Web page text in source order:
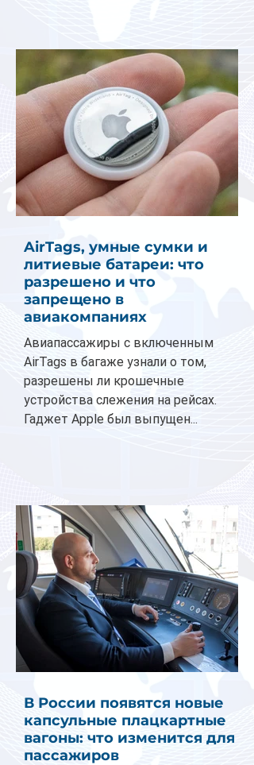
AirTags, умные сумки и
литиевые батареи: что
разрешено и что
запрещено в
авиакомпаниях
Авиапассажиры с включенным
AirTags в багаже узнали о том,
разрешены ли крошечные
устройства слежения на рейсах.
Гаджет Apple был выпущен...
В России появятся новые
капсульные плацкартные
вагоны: что изменится для
пассажиров